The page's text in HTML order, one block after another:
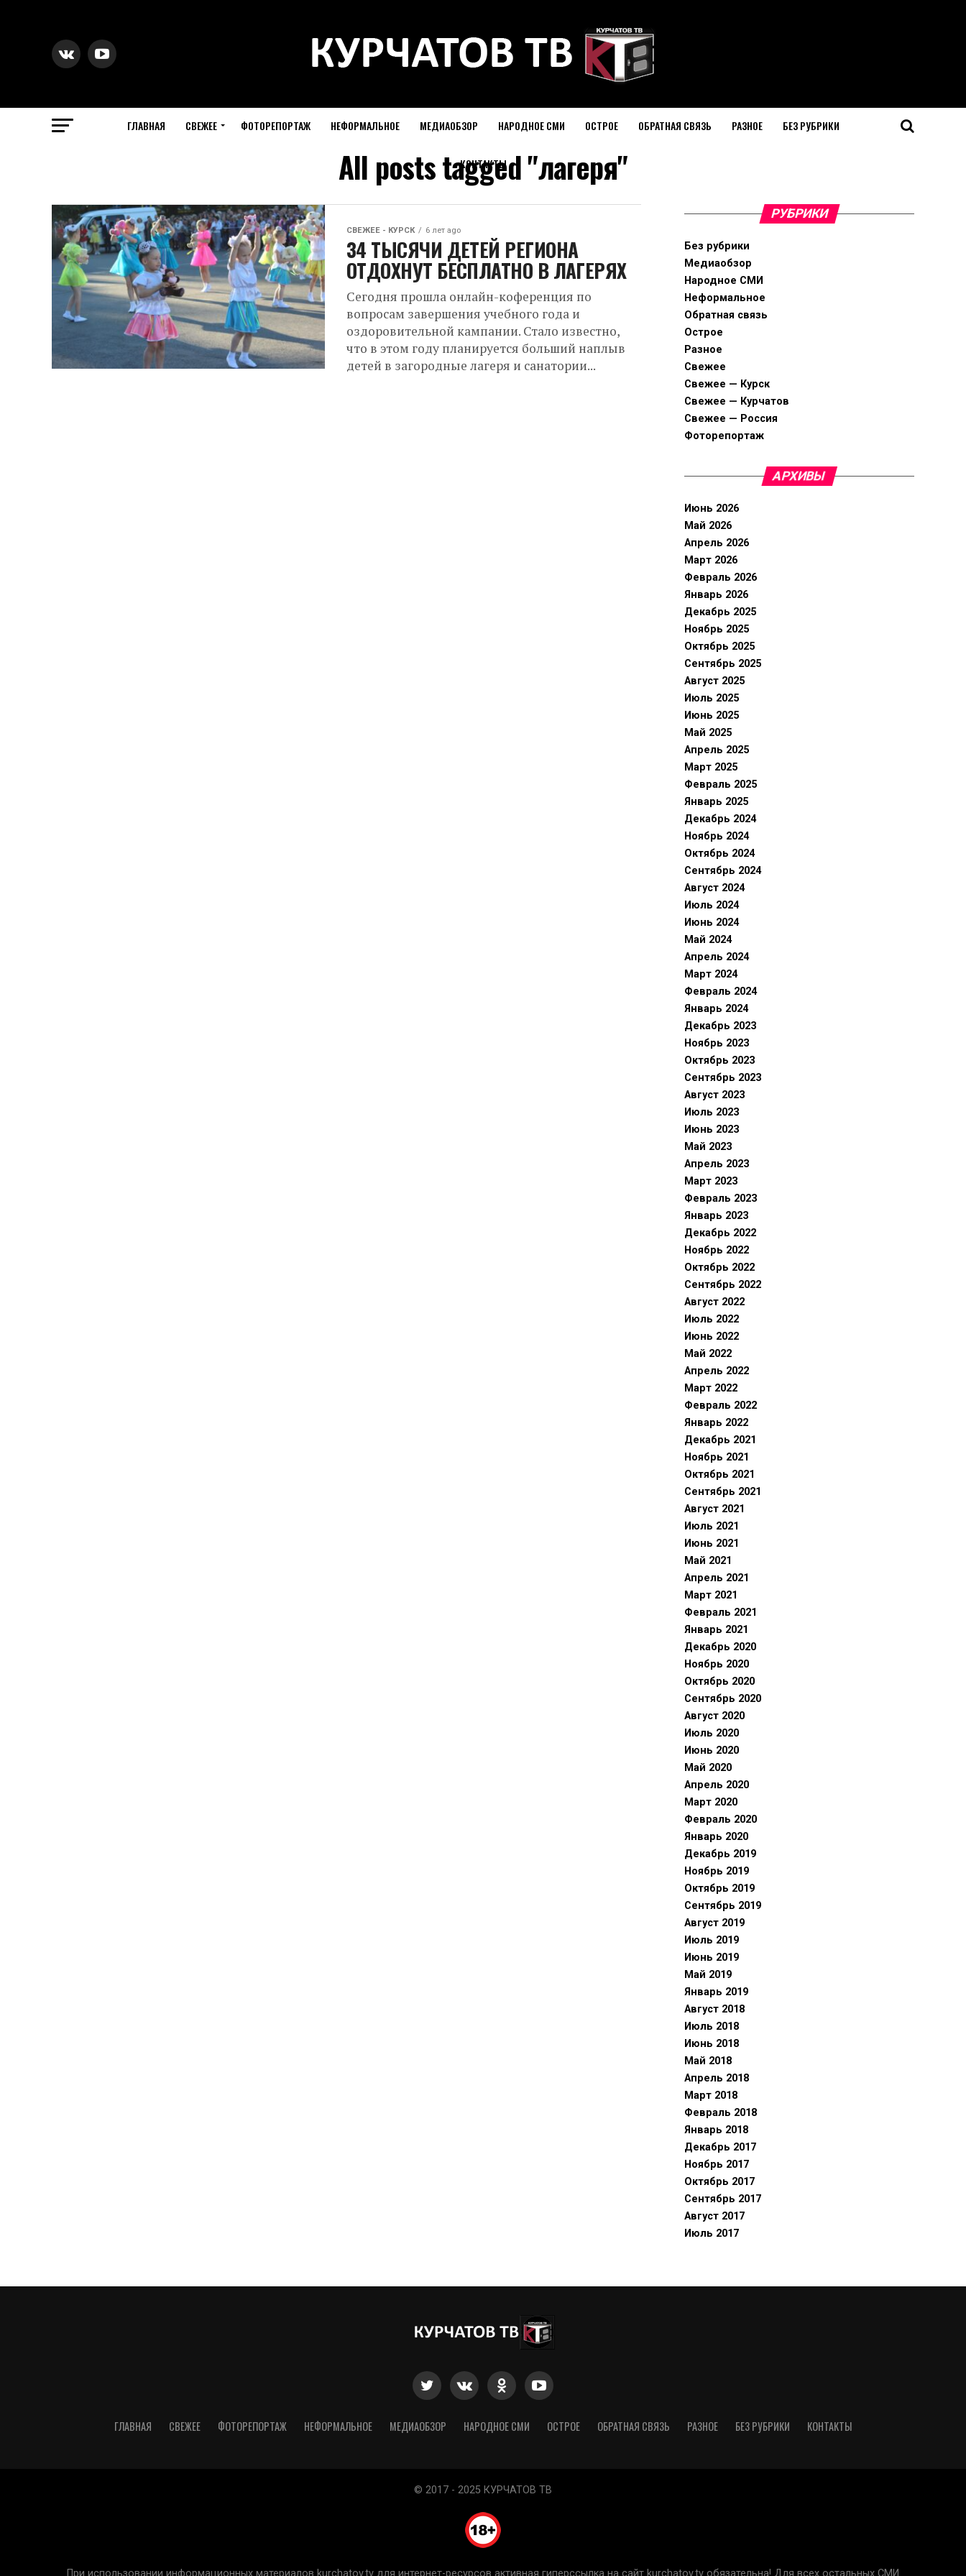
ГЛАВНАЯ СВЕЖЕЕ ФОТОРЕПОРТАЖ НЕФОРМАЛЬНОЕ МЕДИАОБЗОР НАРОДНОЕ СМИ ОСТРОЕ ОБРАТНАЯ СВЯЗЬ РАЗНОЕ БЕЗ РУБРИКИ
КОНТАКТЫ
All posts tagged "лагеря"
СВЕЖЕЕ - КУРСК 6 лет ago
34 ТЫСЯЧИ ДЕТЕЙ РЕГИОНА
ОТДОХНУТ БЕСПЛАТНО В ЛАГЕРЯХ
Сегодня прошла онлайн-коференция по
вопросам завершения учебного года и
оздоровительной кампании. Стало известно,
что в этом году планируется больший наплыв
детей в загородные лагеря и санатории...
РУБРИКИ
Без рубрики
Медиаобзор
Народное СМИ
Неформальное
Обратная связь
Острое
Разное
Свежее
Свежее — Курск
Свежее — Курчатов
Свежее — Россия
Фоторепортаж
АРХИВЫ
Июнь 2026
Май 2026
Апрель 2026
Март 2026
Февраль 2026
Январь 2026
Декабрь 2025
Ноябрь 2025
Октябрь 2025
Сентябрь 2025
Август 2025
Июль 2025
Июнь 2025
Май 2025
Апрель 2025
Март 2025
Февраль 2025
Январь 2025
Декабрь 2024
Ноябрь 2024
Октябрь 2024
Сентябрь 2024
Август 2024
Июль 2024
Июнь 2024
Май 2024
Апрель 2024
Март 2024
Февраль 2024
Январь 2024
Декабрь 2023
Ноябрь 2023
Октябрь 2023
Сентябрь 2023
Август 2023
Июль 2023
Июнь 2023
Май 2023
Апрель 2023
Март 2023
Февраль 2023
Январь 2023
Декабрь 2022
Ноябрь 2022
Октябрь 2022
Сентябрь 2022
Август 2022
Июль 2022
Июнь 2022
Май 2022
Апрель 2022
Март 2022
Февраль 2022
Январь 2022
Декабрь 2021
Ноябрь 2021
Октябрь 2021
Сентябрь 2021
Август 2021
Июль 2021
Июнь 2021
Май 2021
Апрель 2021
Март 2021
Февраль 2021
Январь 2021
Декабрь 2020
Ноябрь 2020
Октябрь 2020
Сентябрь 2020
Август 2020
Июль 2020
Июнь 2020
Май 2020
Апрель 2020
Март 2020
Февраль 2020
Январь 2020
Декабрь 2019
Ноябрь 2019
Октябрь 2019
Сентябрь 2019
Август 2019
Июль 2019
Июнь 2019
Май 2019
Январь 2019
Август 2018
Июль 2018
Июнь 2018
Май 2018
Апрель 2018
Март 2018
Февраль 2018
Январь 2018
Декабрь 2017
Ноябрь 2017
Октябрь 2017
Сентябрь 2017
Август 2017
Июль 2017
ГЛАВНАЯ СВЕЖЕЕ ФОТОРЕПОРТАЖ НЕФОРМАЛЬНОЕ МЕДИАОБЗОР НАРОДНОЕ СМИ ОСТРОЕ ОБРАТНАЯ СВЯЗЬ РАЗНОЕ БЕЗ РУБРИКИ КОНТАКТЫ
© 2017 - 2025 КУРЧАТОВ ТВ
При использовании информационных материалов kurchatov.tv для интернет-ресурсов активная гиперссылка на сайт kurchatov.tv обязательна! Для всех остальных СМИ